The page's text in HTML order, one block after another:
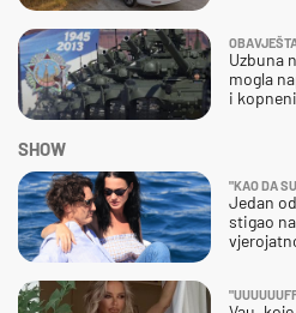
Uzbuna
mogla
i
SHOW
"KAO DA
Jedan
stigao